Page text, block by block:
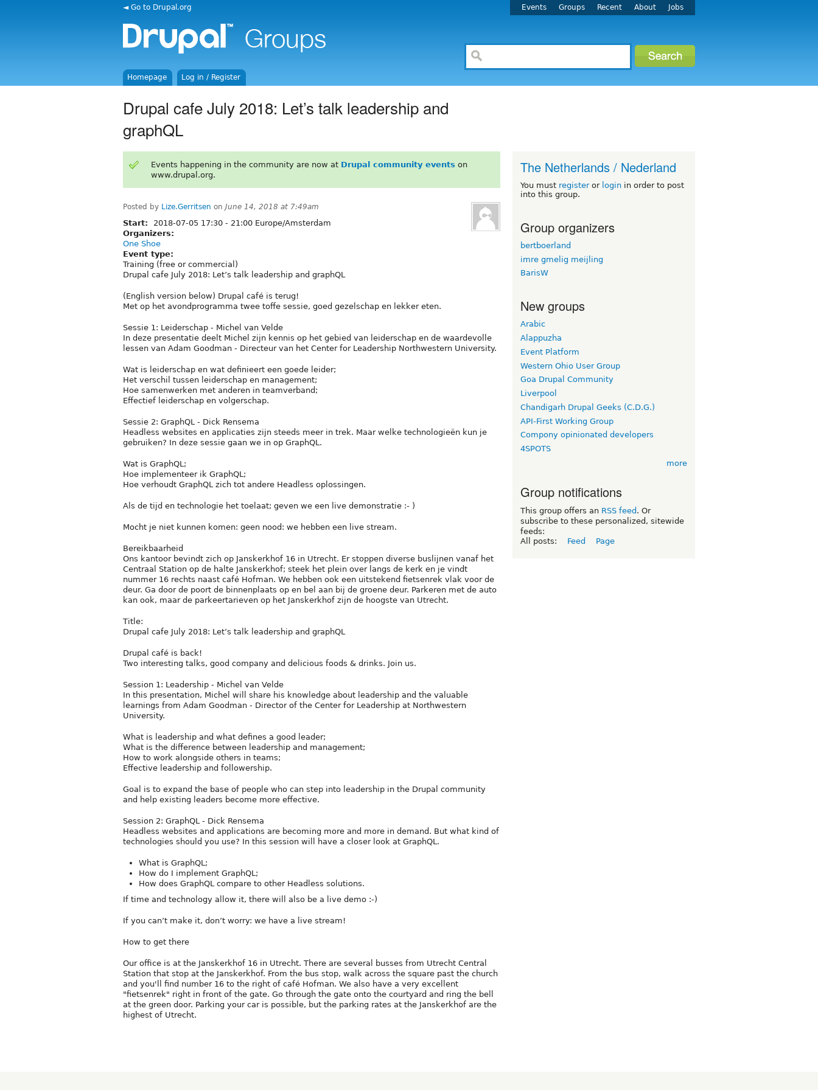
◄ Go to Drupal.org Events Groups Recent About Jobs
Homepage Log in / Register
Drupal cafe July 2018: Let’s talk leadership and
graphQL
Events happening in the community are now at Drupal community events on
www.drupal.org.
Posted by Lize.Gerritsen on June 14, 2018 at 7:49am
Start: 2018-07-05 17:30 - 21:00 Europe/Amsterdam
Organizers:
One Shoe
Event type:
Training (free or commercial)
Drupal cafe July 2018: Let’s talk leadership and graphQL
(English version below) Drupal café is terug!
Met op het avondprogramma twee toffe sessie, goed gezelschap en lekker eten.
Sessie 1: Leiderschap - Michel van Velde
In deze presentatie deelt Michel zijn kennis op het gebied van leiderschap en de waardevolle
lessen van Adam Goodman - Directeur van het Center for Leadership Northwestern University.
Wat is leiderschap en wat definieert een goede leider;
Het verschil tussen leiderschap en management;
Hoe samenwerken met anderen in teamverband;
Effectief leiderschap en volgerschap.
Sessie 2: GraphQL - Dick Rensema
Headless websites en applicaties zijn steeds meer in trek. Maar welke technologieën kun je
gebruiken? In deze sessie gaan we in op GraphQL.
Wat is GraphQL;
Hoe implementeer ik GraphQL;
Hoe verhoudt GraphQL zich tot andere Headless oplossingen.
Als de tijd en technologie het toelaat; geven we een live demonstratie :- )
Mocht je niet kunnen komen: geen nood: we hebben een live stream.
Bereikbaarheid
Ons kantoor bevindt zich op Janskerkhof 16 in Utrecht. Er stoppen diverse buslijnen vanaf het
Centraal Station op de halte Janskerkhof; steek het plein over langs de kerk en je vindt
nummer 16 rechts naast café Hofman. We hebben ook een uitstekend fietsenrek vlak voor de
deur. Ga door de poort de binnenplaats op en bel aan bij de groene deur. Parkeren met de auto
kan ook, maar de parkeertarieven op het Janskerkhof zijn de hoogste van Utrecht.
Title:
Drupal cafe July 2018: Let’s talk leadership and graphQL
Drupal café is back!
Two interesting talks, good company and delicious foods & drinks. Join us.
Session 1: Leadership - Michel van Velde
In this presentation, Michel will share his knowledge about leadership and the valuable
learnings from Adam Goodman - Director of the Center for Leadership at Northwestern
University.
What is leadership and what defines a good leader;
What is the difference between leadership and management;
How to work alongside others in teams;
Effective leadership and followership.
Goal is to expand the base of people who can step into leadership in the Drupal community
and help existing leaders become more effective.
Session 2: GraphQL - Dick Rensema
Headless websites and applications are becoming more and more in demand. But what kind of
technologies should you use? In this session will have a closer look at GraphQL.
What is GraphQL;
How do I implement GraphQL;
How does GraphQL compare to other Headless solutions.
If time and technology allow it, there will also be a live demo :-)
If you can’t make it, don’t worry: we have a live stream!
How to get there
Our office is at the Janskerkhof 16 in Utrecht. There are several busses from Utrecht Central
Station that stop at the Janskerkhof. From the bus stop, walk across the square past the church
and you'll find number 16 to the right of café Hofman. We also have a very excellent
"fietsenrek" right in front of the gate. Go through the gate onto the courtyard and ring the bell
at the green door. Parking your car is possible, but the parking rates at the Janskerkhof are the
highest of Utrecht.
The Netherlands / Nederland
You must registeror login in order to post
into this group.
Group organizers
bertboerland
imre gmelig meijling
BarisW
New groups
Arabic
Alappuzha
Event Platform
Western Ohio User Group
Goa Drupal Community
Liverpool
Chandigarh Drupal Geeks (C.D.G.)
API-First Working Group
Compony opinionated developers
4SPOTS
more
Group notifications
This group offers an RSS feed . Or
subscribe to these personalized, sitewide
feeds:
All posts:
Feed Page